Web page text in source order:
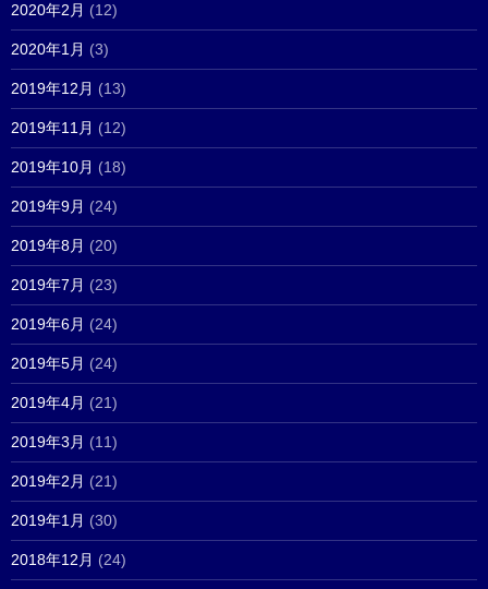
2020年2月 (12)
2020年1月 (3)
2019年12月 (13)
2019年11月 (12)
2019年10月 (18)
2019年9月 (24)
2019年8月 (20)
2019年7月 (23)
2019年6月 (24)
2019年5月 (24)
2019年4月 (21)
2019年3月 (11)
2019年2月 (21)
2019年1月 (30)
2018年12月 (24)